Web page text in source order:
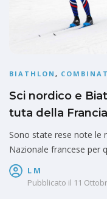
BIATHLON ,
Sci nordico e
tuta della
Sono state rese note le
Nazionale francese per
L M
Pubblicato il 11